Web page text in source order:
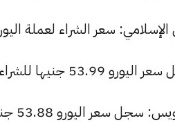
الشراء لعملة اليورو هو 54.10 جنيها، وسعر البيع هو
للشراء و 54.29 للبيع.
53.88 جنيها للشراء و 54.20 للبيع.